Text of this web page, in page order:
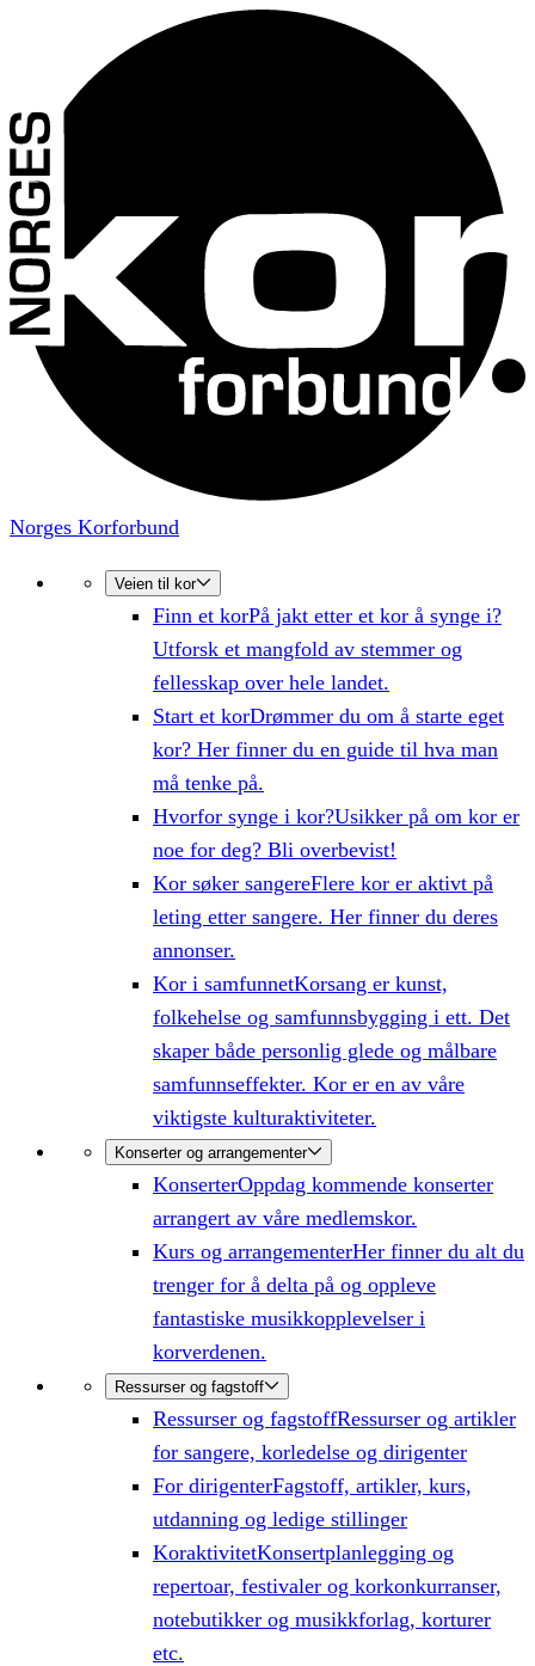
Norges Korforbund
Veien til kor
Finn et korPå jakt etter et kor å synge i?
Utforsk et mangfold av stemmer og
fellesskap over hele landet.
Start et korDrømmer du om å starte eget
kor? Her finner du en guide til hva man
må tenke på.
Hvorfor synge i kor?Usikker på om kor er
noe for deg? Bli overbevist!
Kor søker sangereFlere kor er aktivt på
leting etter sangere. Her finner du deres
annonser.
Kor i samfunnetKorsang er kunst,
folkehelse og samfunnsbygging i ett. Det
skaper både personlig glede og målbare
samfunnseffekter. Kor er en av våre
viktigste kulturaktiviteter.
Konserter og arrangementer
KonserterOppdag kommende konserter
arrangert av våre medlemskor.
Kurs og arrangementerHer finner du alt du
trenger for å delta på og oppleve
fantastiske musikkopplevelser i
korverdenen.
Ressurser og fagstoff
Ressurser og fagstoffRessurser og artikler
for sangere, korledelse og dirigenter
For dirigenterFagstoff, artikler, kurs,
utdanning og ledige stillinger
KoraktivitetKonsertplanlegging og
repertoar, festivaler og korkonkurranser,
notebutikker og musikkforlag, korturer
etc.